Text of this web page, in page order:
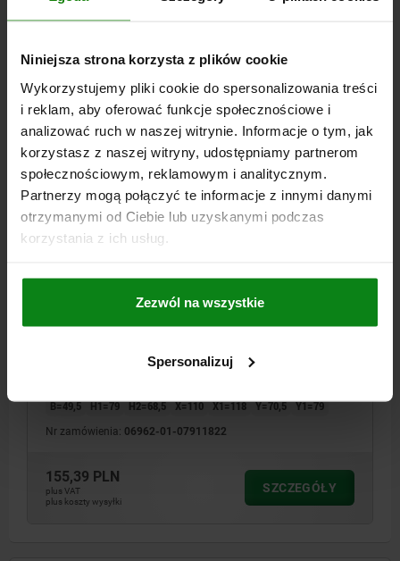
Niniejsza strona korzysta z plików cookie
Wykorzystujemy pliki cookie do spersonalizowania treści
i reklam, aby oferować funkcje społecznościowe i
analizować ruch w naszej witrynie. Informacje o tym, jak
korzystasz z naszej witryny, udostępniamy partnerom
społecznościowym, reklamowym i analitycznym.
Partnerzy mogą połączyć te informacje z innymi danymi
otrzymanymi od Ciebie lub uzyskanymi podczas
korzystania z ich usług.
Zezwól na wszystkie
Spersonalizuj
plus VAT
plus koszty wysyłki
SZCZEGÓŁY
06962-01
X1=118 ALUMINIUM SZARY RAL7035 POWLEKANY
PROSZKOWO
NOŚNOŚĆ N =625 TYP FORMY=Z ODBICIEM
B=49,5 H1=79 H2=68,5 X=110 X1=118 Y=70,5 Y1=79
Nr zamówienia: 06962-01-07911822
155,39 PLN
plus VAT
plus koszty wysyłki
SZCZEGÓŁY